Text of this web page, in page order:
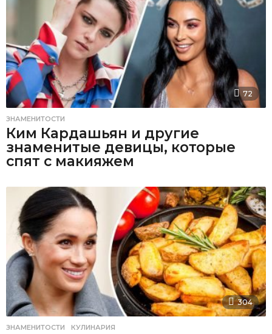
72
ЗНАМЕНИТОСТИ
Ким Кардашьян и другие
знаменитые девицы, которые
спят с макияжем
304
ЗНАМЕНИТОСТИ ,КУЛИНАРИЯ